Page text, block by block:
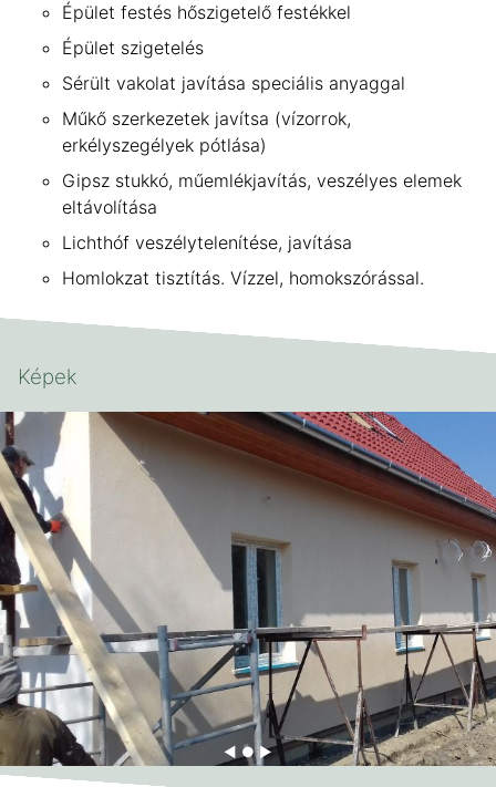
Épület festés hőszigetelő festékkel
Épület szigetelés
Sérült vakolat javítása speciális anyaggal
Műkő szerkezetek javítsa (vízorrok,
erkélyszegélyek pótlása)
Gipsz stukkó, műemlékjavítás, veszélyes elemek
eltávolítása
Lichthóf veszélytelenítése, javítása
Homlokzat tisztítás. Vízzel, homokszórással.
Képek
◀ ● ▶